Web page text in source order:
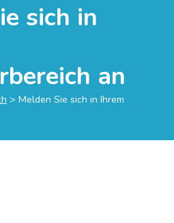
sich in
an
> Melden Sie sich in Ihrem